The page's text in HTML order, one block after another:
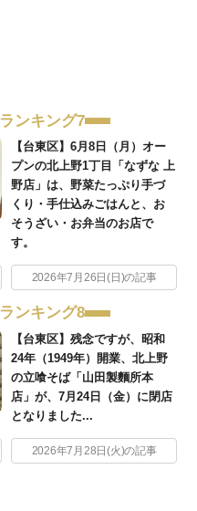
ランキング7
【台東区】6月8日（月）オー
プンの北上野1丁目「なずな 上
野店」は、野菜たっぷり手づ
くり・手仕込みごはんと、お
そうざい・お弁当のお店で
す。
2026年7月26日(日)の記事
ランキング8
【台東区】残念ですが、昭和
24年（1949年）開業、北上野
の立喰そば「山田製麵所本
店」が、7月24日（金）に閉店
となりました...
2026年7月28日(火)の記事